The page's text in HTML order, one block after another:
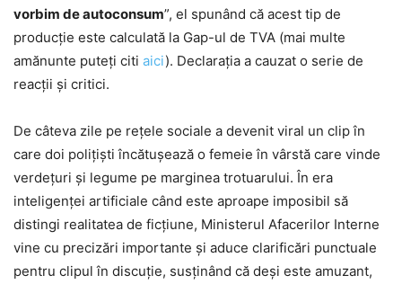
vorbim de autoconsum”, el spunând că acest tip de
producție este calculată la Gap-ul de TVA (mai multe
amănunte puteți citi aici). Declarația a cauzat o serie de
reacții și critici.
De câteva zile pe rețele sociale a devenit viral un clip în
care doi polițiști încătușează o femeie în vârstă care vinde
verdețuri și legume pe marginea trotuarului. În era
inteligenței artificiale când este aproape imposibil să
distingi realitatea de ficțiune, Ministerul Afacerilor Interne
vine cu precizări importante și aduce clarificări punctuale
pentru clipul în discuție, susținând că deși este amuzant,